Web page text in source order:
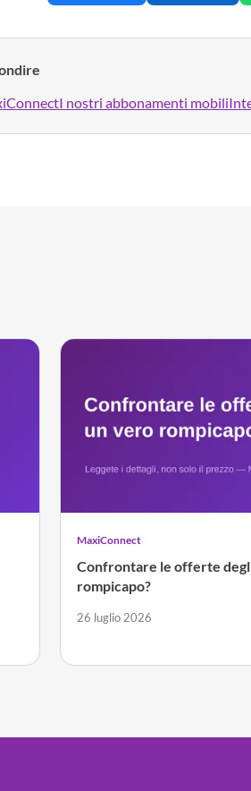
I nostri abbonamenti mobili
MaxiConnect
Confrontare le offerte
rompicapo?
26 luglio 2026